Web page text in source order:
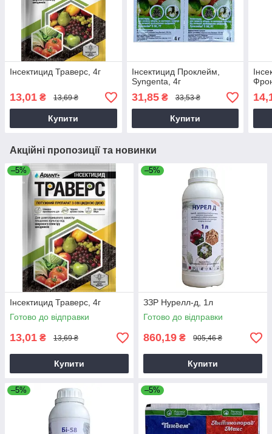
Інсектицид Траверс, 4г
13,01 ₴ 13,69 ₴
Купити
Інсектицид Проклейм,
Syngenta, 4г
31,85₴ 33,53 ₴
Купити
Акційні пропозиції та новинки
–5%
Інсектицид Траверс, 4г
Готово до відправки
13,01 ₴ 13,69 ₴
Купити
–5%
ЗЗР Нурелл-д, 1л
Готово до відправки
860,19 ₴ 905,46 ₴
Купити
–5% –5%